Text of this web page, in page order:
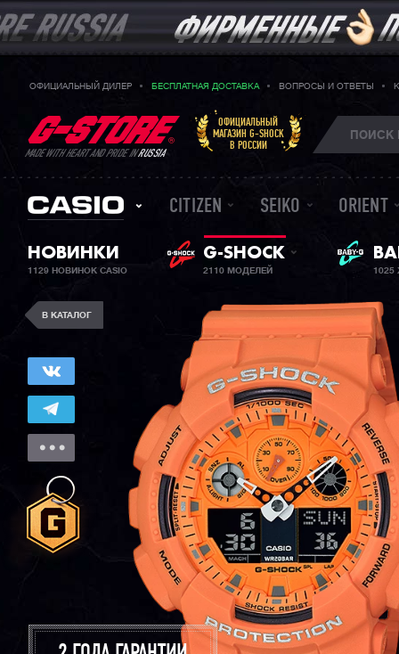
ОФИЦИАЛЬНЫЙ ДИЛЕР БЕСПЛАТНАЯ ДОСТАВКА ВОПРОСЫ И ОТВЕТЫ
MADE WITH HEART AND PRIDE INRUSSIA
ОФИЦИАЛЬНЫЙ
МАГАЗИН G-SHOCK
В РОССИИ
CITIZEN SEIKO ORIENT
НОВИНКИ
1129 НОВИНОК CASIO
G-SHOCK
2110 МОДЕЛЕЙ
В КАТАЛОГ